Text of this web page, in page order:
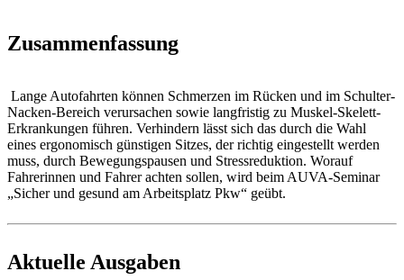
Zusammenfassung
Lange Autofahrten können Schmerzen im Rücken und im Schulter-
Nacken-Bereich verursachen sowie langfristig zu Muskel-Skelett-
Erkrankungen führen. Verhindern lässt sich das durch die Wahl
eines ergonomisch günstigen Sitzes, der richtig eingestellt werden
muss, durch Bewegungspausen und Stressreduktion. Worauf
Fahrerinnen und Fahrer achten sollen, wird beim AUVA-Seminar
„Sicher und gesund am Arbeitsplatz Pkw“ geübt.
Aktuelle Ausgaben